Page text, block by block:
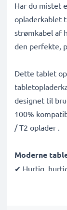
Har du mistet
opladerkablet
strømkabel af
den perfekte,
Dette tablet
designet til
100%
/ T2 oplader .
Moderne
✔ Hurtig,